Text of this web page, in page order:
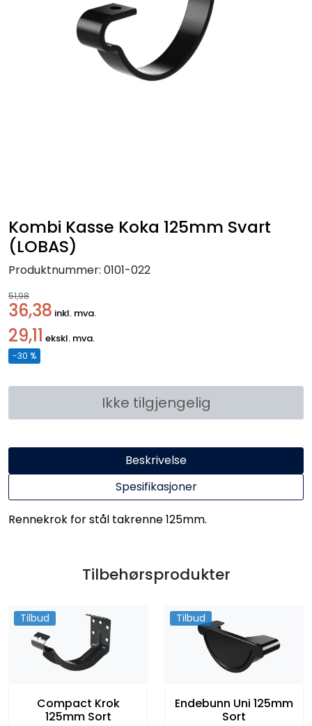
Kombi Kasse Koka 125mm Svart
(LOBAS)
Produktnummer: 0101-022
51,98
36,38 inkl. mva.
29,11 ekskl. mva.
-30 %
Ikke tilgjengelig
Beskrivelse
Spesifikasjoner
Rennekrok for stål takrenne 125mm.
Tilbehørsprodukter
Tilbud
Compact Krok
125mm Sort
Tilbud
Endebunn Uni 125mm
Sort
Kunngjøringer!